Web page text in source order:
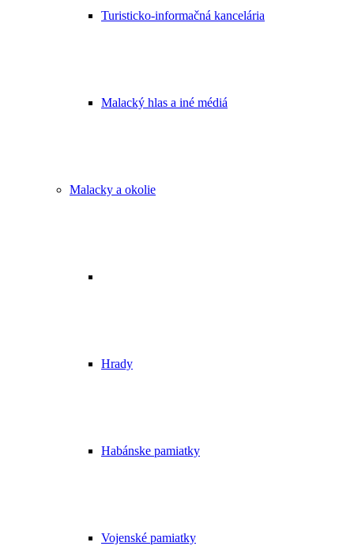
Turisticko-informačná kancelária
Malacký hlas a iné médiá
Malacky a okolie
Hrady
Habánske pamiatky
Vojenské pamiatky